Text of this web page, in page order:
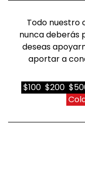
Todo nuestro
nunca deberás
deseas
aportar a
$100 $200